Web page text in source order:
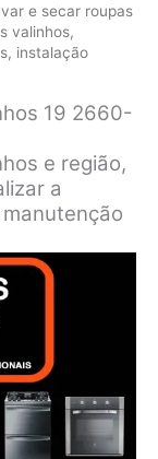
e secar roupas
valinhos,
, instalação
19 2660-
e região,
a